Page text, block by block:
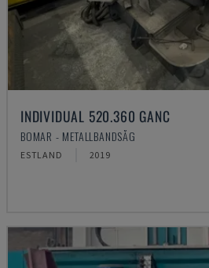
INDIVIDUAL 520.360 GANC
BOMAR - METALLBANDSÅG
ESTLAND 2019